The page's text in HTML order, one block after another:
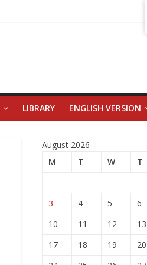
LIBRARY ENGLISH VERSION
August 2026
M
T W T
3
4 5 6
10
11 12 13
17
18 19 20